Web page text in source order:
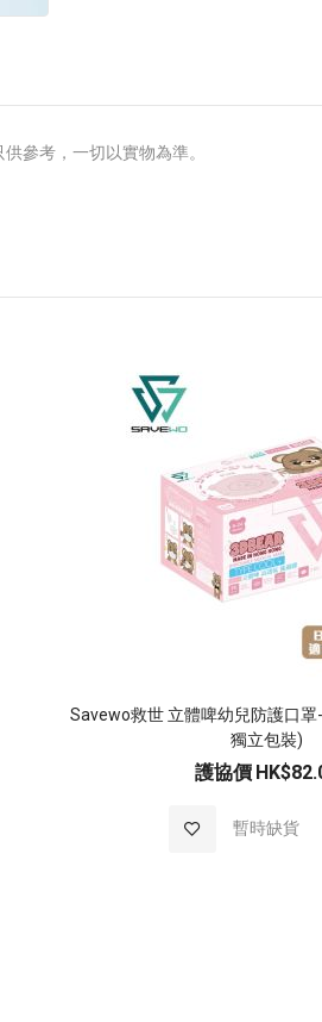
參考，一切以實物為準。
Savewo救世 立體啤幼兒防護口
獨立包裝)
護協價
暫時缺貨
加